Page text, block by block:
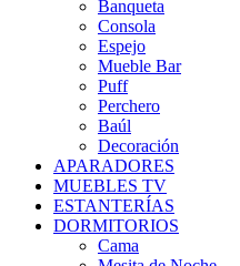
Banqueta
Consola
Espejo
Mueble Bar
Puff
Perchero
Baúl
Decoración
APARADORES
MUEBLES TV
ESTANTERÍAS
DORMITORIOS
Cama